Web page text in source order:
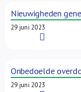
Nieuwigheden
29 juni 2023
Onbedoelde
29 juni 2023